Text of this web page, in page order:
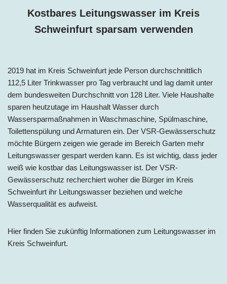
Kostbares Leitungswasser im Kreis
Schweinfurt sparsam verwenden
2019 hat im Kreis Schweinfurt jede Person durchschnittlich
112,5 Liter Trinkwasser pro Tag verbraucht und lag damit unter
dem bundesweiten Durchschnitt von 128 Liter. Viele Haushalte
sparen heutzutage im Haushalt Wasser durch
Wassersparmaßnahmen in Waschmaschine, Spülmaschine,
Toilettenspülung und Armaturen ein. Der VSR-Gewässerschutz
möchte Bürgern zeigen wie gerade im Bereich Garten mehr
Leitungswasser gespart werden kann. Es ist wichtig, dass jeder
weiß wie kostbar das Leitungswasser ist. Der VSR-
Gewässerschutz recherchiert woher die Bürger im Kreis
Schweinfurt ihr Leitungswasser beziehen und welche
Wasserqualität es aufweist.
Hier finden Sie zukünftig Informationen zum Leitungswasser im
Kreis Schweinfurt.